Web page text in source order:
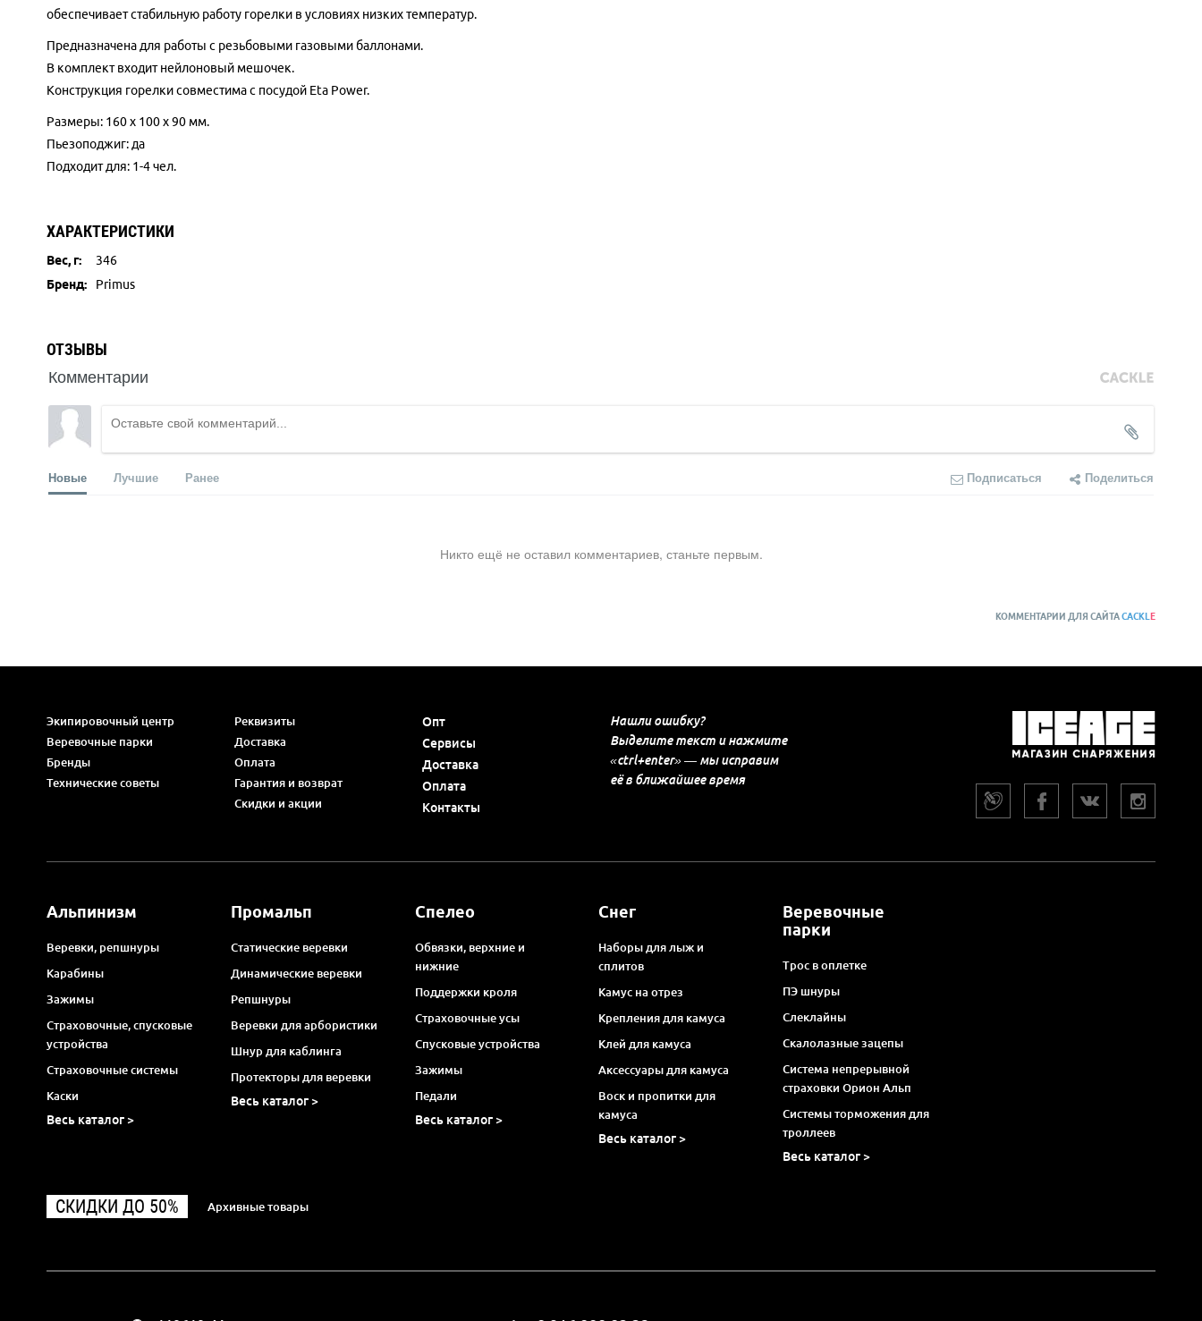
обеспечивает стабильную работу горелки в условиях низких температур.
Предназначена для работы с резьбовыми газовыми баллонами.
В комплект входит нейлоновый мешочек.
Конструкция горелки совместима с посудой Eta Power.
Размеры: 160 x 100 x 90 мм.
Пьезоподжиг: да
Подходит для: 1-4 чел.
ХАРАКТЕРИСТИКИ
Вес, г:
346
Бренд:
Primus
ОТЗЫВЫ
Комментарии
Новые Лучшие Ранее Подписаться Поделиться
Никто ещё не оставил комментариев, станьте первым.
КОММЕНТАРИИ ДЛЯ САЙТАCACKL E
Экипировочный центр
Веревочные парки
Бренды
Технические советы
Реквизиты
Доставка
Оплата
Гарантия и возврат
Скидки и акции
Опт
Сервисы
Доставка
Оплата
Контакты
Нашли ошибку?
Выделите текст и нажмите
«ctrl+enter» — мы исправим
её в ближайшее время
Альпинизм
Веревки, репшнуры
Карабины
Зажимы
Страховочные, спусковые
устройства
Страховочные системы
Каски
Весь каталог >
Промальп
Статические веревки
Динамические веревки
Репшнуры
Веревки для арбористики
Шнур для каблинга
Протекторы для веревки
Весь каталог >
Спелео
Обвязки, верхние и
нижние
Поддержки кроля
Страховочные усы
Спусковые устройства
Зажимы
Педали
Весь каталог >
Снег
Наборы для лыж и
сплитов
Камус на отрез
Крепления для камуса
Клей для камуса
Аксессуары для камуса
Воск и пропитки для
камуса
Весь каталог >
Веревочные
парки
Трос в оплетке
ПЭ шнуры
Слеклайны
Скалолазные зацепы
Система непрерывной
страховки Орион Альп
Системы торможения для
троллеев
Весь каталог >
СКИДКИ ДО 50% Архивные товары